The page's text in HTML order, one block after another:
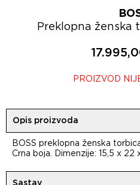
Preklopna ženska
PROIZVOD
Opis proizvoda
BOSS preklopna ženska
Crna boja. Dimenzije: 15,5 x 22
Sastav